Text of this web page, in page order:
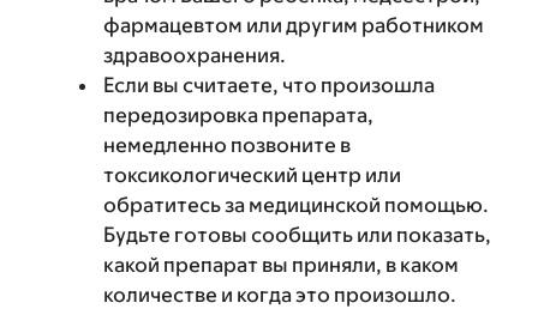
фармацевтом или другим работником
здравоохранения.
Если вы считаете, что произошла
передозировка препарата,
немедленно позвоните в
токсикологический центр или
обратитесь за медицинской помощью.
Будьте готовы сообщить или показать,
какой препарат вы приняли, в каком
количестве и когда это произошло.